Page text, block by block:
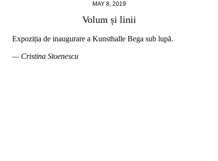
MAY 8, 2019
Volum și linii
Expoziția de inaugurare a Kunsthalle Bega sub lupă.
— Cristina Stoenescu